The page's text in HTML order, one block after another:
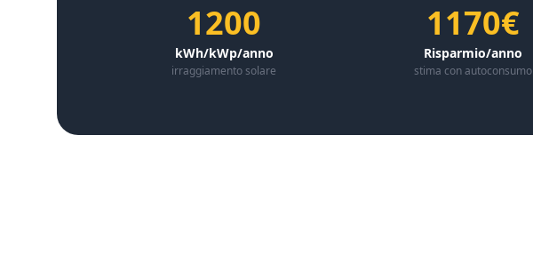
1200
kWh/kWp/anno
irraggiamento solare
1170€
Risparmio/anno
stima con autoconsumo